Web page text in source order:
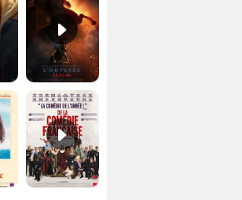
De la Comédie-Française Teaser VF